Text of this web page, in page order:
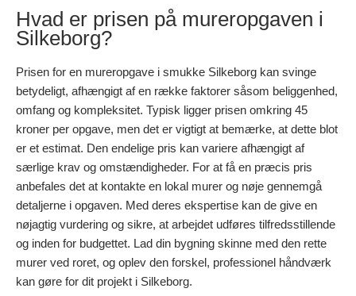
Hvad er prisen på mureropgaven i
Silkeborg?
Prisen for en mureropgave i smukke Silkeborg kan svinge
betydeligt, afhængigt af en række faktorer såsom beliggenhed,
omfang og kompleksitet. Typisk ligger prisen omkring 45
kroner per opgave, men det er vigtigt at bemærke, at dette blot
er et estimat. Den endelige pris kan variere afhængigt af
særlige krav og omstændigheder. For at få en præcis pris
anbefales det at kontakte en lokal murer og nøje gennemgå
detaljerne i opgaven. Med deres ekspertise kan de give en
nøjagtig vurdering og sikre, at arbejdet udføres tilfredsstillende
og inden for budgettet. Lad din bygning skinne med den rette
murer ved roret, og oplev den forskel, professionel håndværk
kan gøre for dit projekt i Silkeborg.